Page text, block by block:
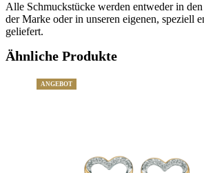
Alle Schmuckstücke werden entweder in
der Marke oder in unseren eigenen, speziell
geliefert.
Ähnliche Produkte
ANGEBOT